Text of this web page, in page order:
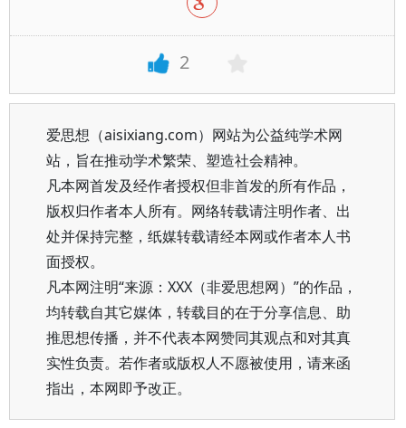
2
爱思想（aisixiang.com）网站为公益纯学术网
站，旨在推动学术繁荣、塑造社会精神。
凡本网首发及经作者授权但非首发的所有作品，
版权归作者本人所有。网络转载请注明作者、出
处并保持完整，纸媒转载请经本网或作者本人书
面授权。
凡本网注明“来源：XXX（非爱思想网）”的作品，
均转载自其它媒体，转载目的在于分享信息、助
推思想传播，并不代表本网赞同其观点和对其真
实性负责。若作者或版权人不愿被使用，请来函
指出，本网即予改正。